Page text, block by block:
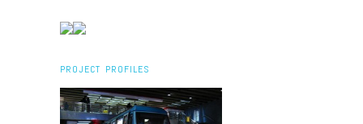
PROJECT PROFILES